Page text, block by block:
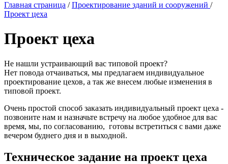
Главная страница / Проектирование зданий и сооружений /
Проект цеха
Проект цеха
Не нашли устраивающий вас типовой проект?
Нет повода отчаиваться, мы предлагаем индивидуальное
проектирование цехов, а так же внесем любые изменения в
типовой проект.
Очень простой способ заказать индивидуальный проект цеха -
позвоните нам и назначьте встречу на любое удобное для вас
время, мы, по согласованию, готовы встретиться с вами даже
вечером буднего дня и в выходной.
Техническое задание на проект цеха